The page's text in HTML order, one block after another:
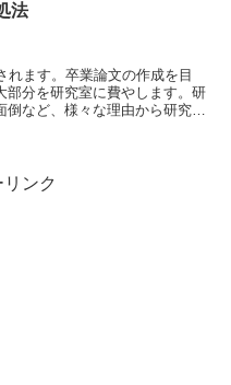
法
れます。卒業論文の作成を目
部分を研究室に費やします。研
など、様々な理由から研究室
ンク